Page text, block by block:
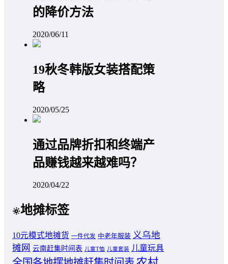
的降价方法
2020/06/11
19秋冬韩版女装搭配策
略
2020/05/25
通过品牌折扣和终端产
品赚钱越来越难吗？
2020/04/22
地摊标签
10元模式地摊货 一件代发 中老年服装 义乌地
摊网 云南赶集时间表 儿童T恤 儿童套装 儿童玩具